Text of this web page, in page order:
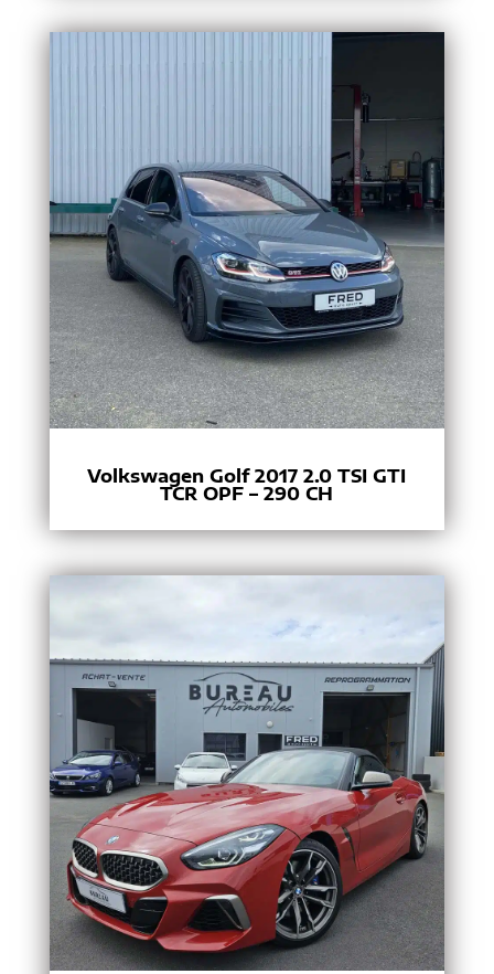
Volkswagen Golf 2017 2.0 TSI GTI
TCR OPF – 290 CH